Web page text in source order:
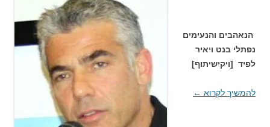
הנאהבים והנעימים
נפתלי בנט ויאיר
לפיד [ויקישיתוף]
להמשיך לקרוא ←